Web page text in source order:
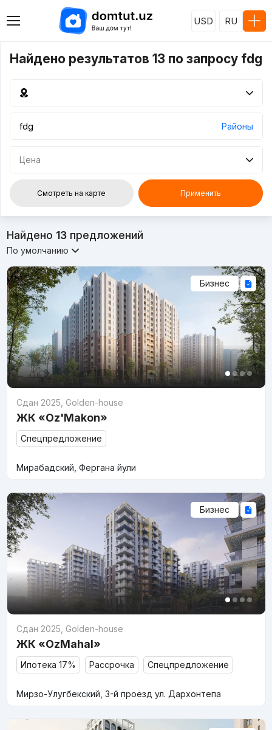
USD RU
Найдено результатов 13 по запросу fdg
Районы
Цена
Смотреть на карте Применить
Найдено 13предложений
По умолчанию
Бизнес
Сдан 2025 Golden-house
ЖК «Oz'Makon»
Спецпредложение
Мирабадский, Фергана йули
Бизнес
Сдан 2025 Golden-house
ЖК «OzMahal»
Ипотека 17% Рассрочка Спецпредложение
Мирзо-Улугбекский, 3-й проезд ул. Дархонтепа